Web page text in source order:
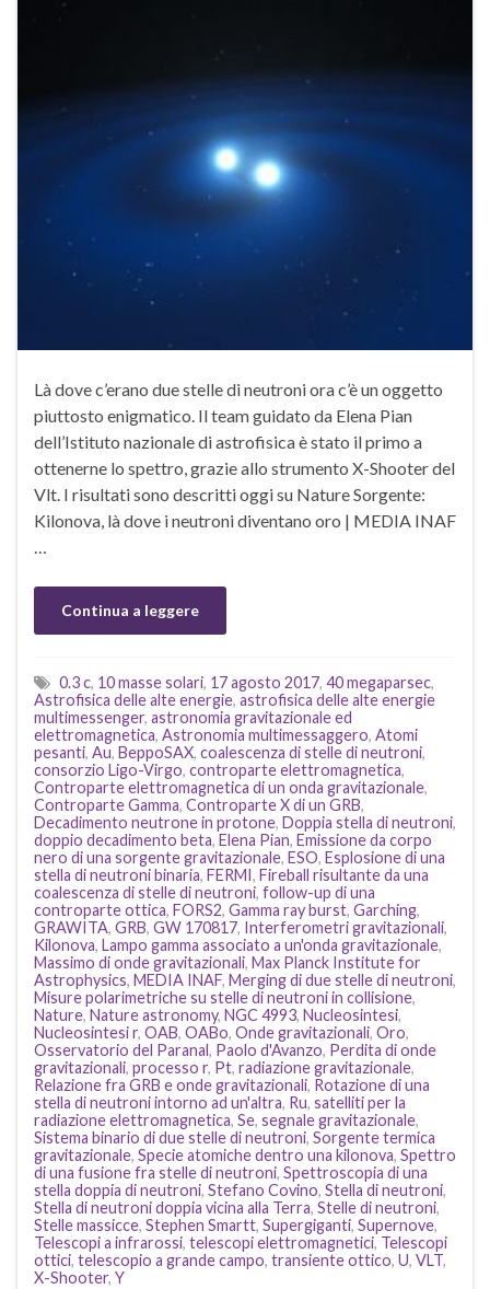
Là dove c’erano due stelle di neutroni ora c’è un oggetto
piuttosto enigmatico. Il team guidato da Elena Pian
dell’Istituto nazionale di astrofisica è stato il primo a
ottenerne lo spettro, grazie allo strumento X-Shooter del
Vlt. I risultati sono descritti oggi su Nature Sorgente:
Kilonova, là dove i neutroni diventano oro | MEDIA INAF
…
Continua a leggere
0.3 c, 10 masse solari, 17 agosto 2017, 40 megaparsec,
Astrofisica delle alte energie, astrofisica delle alte energie
multimessenger, astronomia gravitazionale ed
elettromagnetica, Astronomia multimessaggero, Atomi
pesanti, Au, BeppoSAX, coalescenza di stelle di neutroni,
consorzio Ligo-Virgo, controparte elettromagnetica,
Controparte elettromagnetica di un onda gravitazionale,
Controparte Gamma, Controparte X di un GRB,
Decadimento neutrone in protone, Doppia stella di neutroni,
doppio decadimento beta, Elena Pian, Emissione da corpo
nero di una sorgente gravitazionale, ESO, Esplosione di una
stella di neutroni binaria, FERMI, Fireball risultante da una
coalescenza di stelle di neutroni, follow-up di una
controparte ottica, FORS2, Gamma ray burst, Garching,
GRAWITA, GRB, GW 170817, Interferometri gravitazionali,
Kilonova, Lampo gamma associato a un'onda gravitazionale,
Massimo di onde gravitazionali, Max Planck Institute for
Astrophysics, MEDIA INAF, Merging di due stelle di neutroni,
Misure polarimetriche su stelle di neutroni in collisione,
Nature, Nature astronomy, NGC 4993, Nucleosintesi,
Nucleosintesi r, OAB, OABo, Onde gravitazionali, Oro,
Osservatorio del Paranal, Paolo d'Avanzo, Perdita di onde
gravitazionali, processo r, Pt, radiazione gravitazionale,
Relazione fra GRB e onde gravitazionali, Rotazione di una
stella di neutroni intorno ad un'altra, Ru, satelliti per la
radiazione elettromagnetica, Se, segnale gravitazionale,
Sistema binario di due stelle di neutroni, Sorgente termica
gravitazionale, Specie atomiche dentro una kilonova, Spettro
di una fusione fra stelle di neutroni, Spettroscopia di una
stella doppia di neutroni, Stefano Covino, Stella di neutroni,
Stella di neutroni doppia vicina alla Terra, Stelle di neutroni,
Stelle massicce, Stephen Smartt, Supergiganti, Supernove,
Telescopi a infrarossi, telescopi elettromagnetici, Telescopi
ottici, telescopio a grande campo, transiente ottico, U, VLT,
X-Shooter, Y